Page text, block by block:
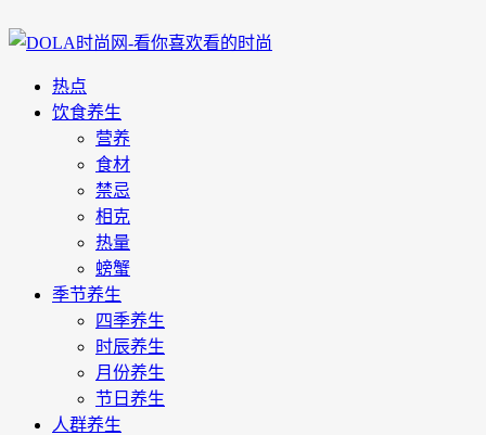
热点
饮食养生
营养
食材
禁忌
相克
热量
螃蟹
季节养生
四季养生
时辰养生
月份养生
节日养生
人群养生